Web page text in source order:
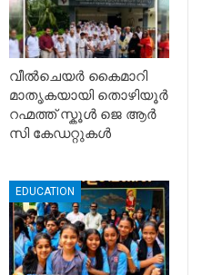
വീൽചെയർ കൈമാറി
മാതൃകയായി തൊഴിയൂർ
റഹ്മത്ത് സ്കൂൾ ജെ ആർ
സി കേഡറ്റുകൾ
EDUCATION